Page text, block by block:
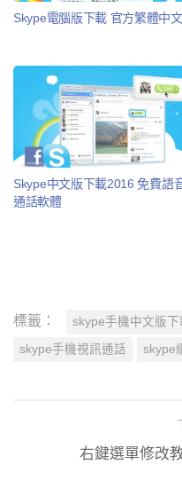
Skype電腦版下載 官方繁體中文
Skype中文版下載2016 免費語
通話軟體
標籤： skype手機中文版下
skype手機視訊通話 skype
右鍵選單修改